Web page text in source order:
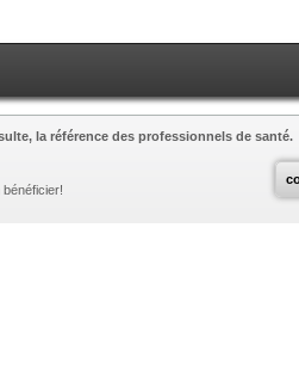
la référence des professionnels de santé.